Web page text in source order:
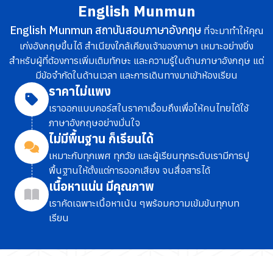
English Munmun
English Munmun สถาบันสอนภาษาอังกฤษ ที่จะมาทำให้คุณ
เก่งอังกฤษขึ้นได้ สำเนียงใกล้เคียงเจ้าของภาษา เหมาะอย่างยิ่ง
สำหรับผู้ที่ต้องการเพิ่มเติมทักษะ และความรู้ในด้านภาษาอังกฤษ แต่
มีข้อจำกัดในด้านเวลา และการเดินทางมาเข้าห้องเรียน
ราคาไม่แพง
เราออกแบบคอร์สในราคาเอื้อมถึงเพื่อให้คนไทยได้ใช้
ภาษาอังกฤษอย่างมั่นใจ
ไม่มีพื้นฐาน ก็เรียนได้
เหมาะกับทุกเพศ ทุกวัย และผู้เรียนทุกระดับเรามีการปู
พื้นฐานให้ตั้งแต่การออกเสียง จนสื่อสารได้
เนื้อหาแน่น มีคุณภาพ
เราคัดเฉพาะเนื้อหาเน้น ๆพร้อมความเข้มข้นทุกบท
เรียน